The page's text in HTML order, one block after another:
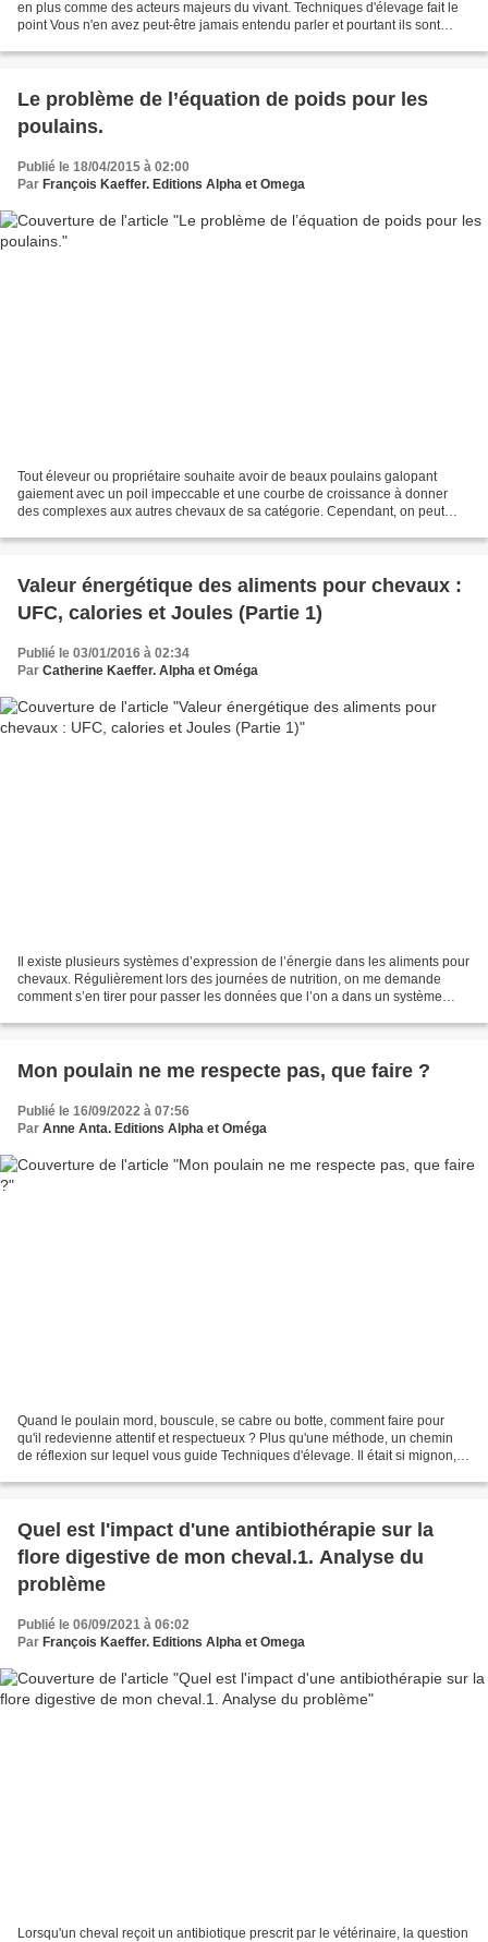
en plus comme des acteurs majeurs du vivant. Techniques d'élevage fait le
point Vous n'en avez peut-être jamais entendu parler et pourtant ils sont
Le problème de l’équation de poids pour les
poulains.
Publié le 18/04/2015 à 02:00
Par François Kaeffer. Editions Alpha et Omega
Tout éleveur ou propriétaire souhaite avoir de beaux poulains galopant
gaiement avec un poil impeccable et une courbe de croissance à donner
des complexes aux autres chevaux de sa catégorie. Cependant, on peut
Valeur énergétique des aliments pour chevaux :
UFC, calories et Joules (Partie 1)
Publié le 03/01/2016 à 02:34
Par Catherine Kaeffer. Alpha et Oméga
Il existe plusieurs systèmes d’expression de l’énergie dans les aliments pour
chevaux. Régulièrement lors des journées de nutrition, on me demande
comment s’en tirer pour passer les données que l’on a dans un système
Mon poulain ne me respecte pas, que faire ?
Publié le 16/09/2022 à 07:56
Par Anne Anta. Editions Alpha et Oméga
Quand le poulain mord, bouscule, se cabre ou botte, comment faire pour
qu'il redevienne attentif et respectueux ? Plus qu'une méthode, un chemin
de réflexion sur lequel vous guide Techniques d'élevage. Il était si mignon, si
Quel est l'impact d'une antibiothérapie sur la
flore digestive de mon cheval.1. Analyse du
problème
Publié le 06/09/2021 à 06:02
Par François Kaeffer. Editions Alpha et Omega
Lorsqu'un cheval reçoit un antibiotique prescrit par le vétérinaire, la question